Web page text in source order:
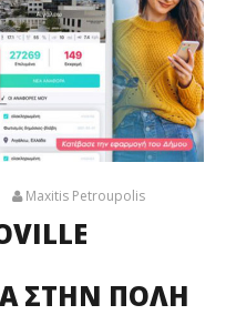
Maxitis Petroupolis
ΣΤΗΝ ΠΟΛΗ